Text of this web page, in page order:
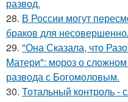
развод.
28. В России могут
браков для
29. "Она Сказала, что
Матери": мороз о
развода с Богомоловым.
30. Тотальный контроль -